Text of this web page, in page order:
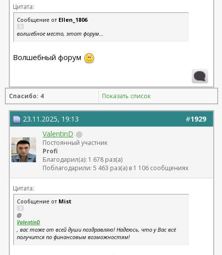
Цитата:
Сообщение от Ellen_1806
волшебное место, этот форум...
Волшебный форум
Спасибо: 4 Показать список
#1929
23.11.2025, 19:13
ValentinD
Постоянный участник
Profi
Благодарил(а): 1 678 раз(а)
Поблагодарили: 5 463 раз(а) в 1 106 сообщениях
Цитата:
Сообщение от Mist
@
ValentinD
, вас тоже от всей души поздравляю! Надеюсь, что у Вас всё
получится по финансовым возможностям!